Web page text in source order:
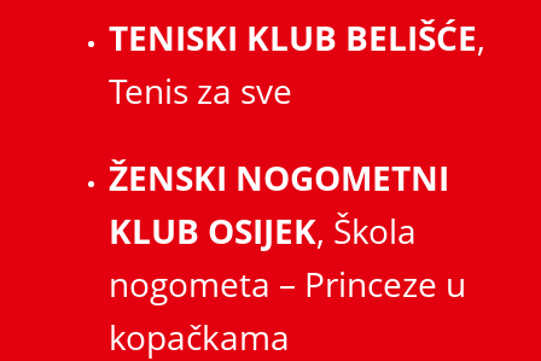
TENISKI KLUB BELIŠĆE,
Tenis za sve
ŽENSKI NOGOMETNI
KLUB OSIJEK, Škola
nogometa – Princeze u
kopačkama